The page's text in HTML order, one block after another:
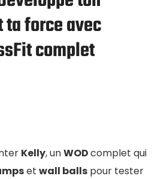
ta force avec
complet
Kelly, unWODcomplet qui
et wall balls pour tester